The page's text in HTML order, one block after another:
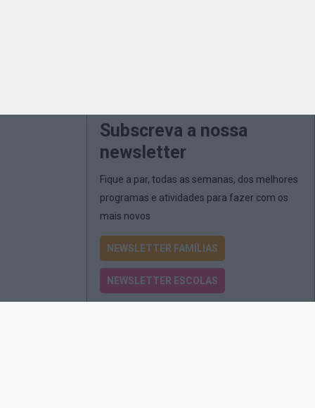
Subscreva a nossa
newsletter
Fique a par, todas as semanas, dos melhores
programas e atividades para fazer com os
mais novos
NEWSLETTER FAMÍLIAS
NEWSLETTER ESCOLAS